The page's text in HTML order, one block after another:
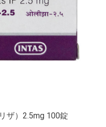
ザ）2.5mg 100錠